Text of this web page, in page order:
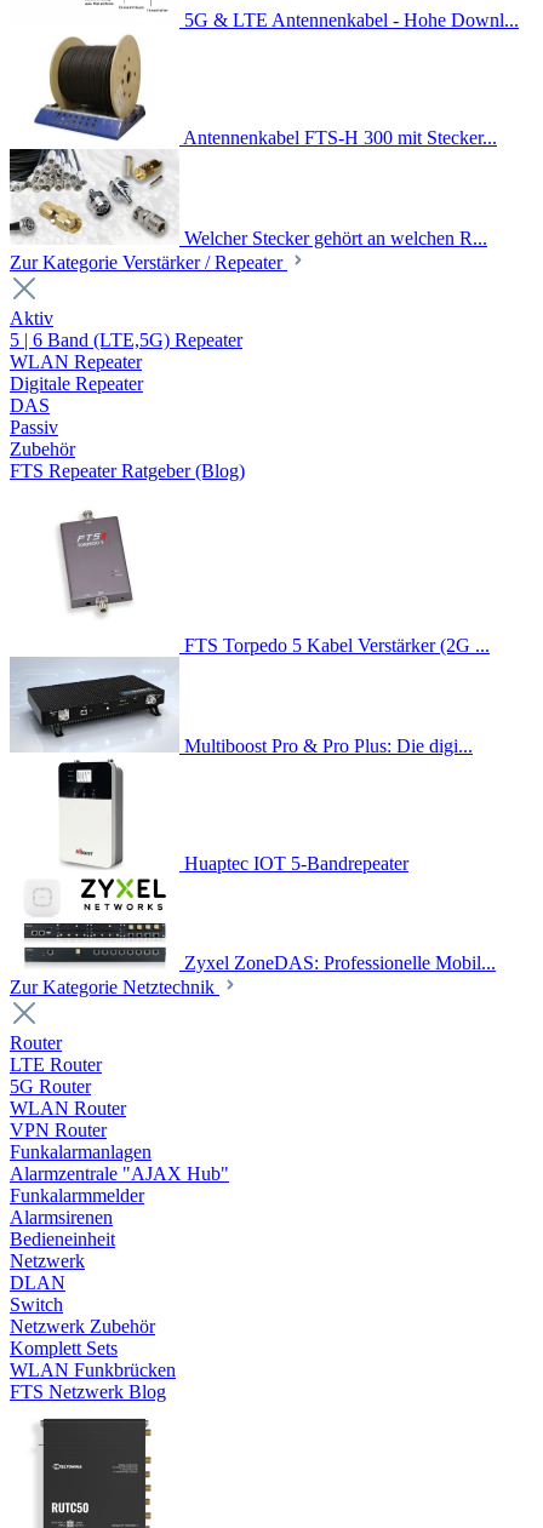
5G & LTE Antennenkabel - Hohe Downl...
Antennenkabel FTS-H 300 mit Stecker...
Welcher Stecker gehört an welchen R...
Zur Kategorie Verstärker / Repeater
Aktiv
5 | 6 Band (LTE,5G) Repeater
WLAN Repeater
Digitale Repeater
DAS
Passiv
Zubehör
FTS Repeater Ratgeber (Blog)
FTS Torpedo 5 Kabel Verstärker (2G ...
Multiboost Pro & Pro Plus: Die digi...
Huaptec IOT 5-Bandrepeater
Zyxel ZoneDAS: Professionelle Mobil...
Zur Kategorie Netztechnik
Router
LTE Router
5G Router
WLAN Router
VPN Router
Funkalarmanlagen
Alarmzentrale "AJAX Hub"
Funkalarmmelder
Alarmsirenen
Bedieneinheit
Netzwerk
DLAN
Switch
Netzwerk Zubehör
Komplett Sets
WLAN Funkbrücken
FTS Netzwerk Blog